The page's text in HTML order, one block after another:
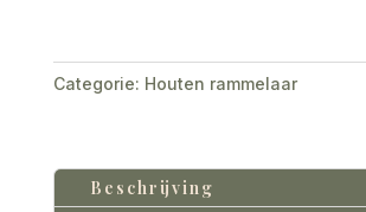
Categorie: Houten rammelaar
Beschrijving